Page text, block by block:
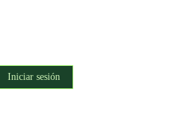
Iniciar sesión